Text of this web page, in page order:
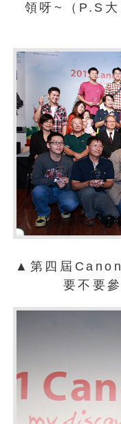
領呀~（P.S
▲第四屆
要不要